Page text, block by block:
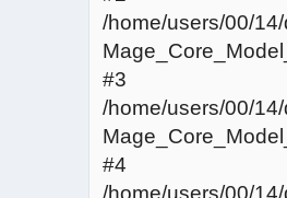
/home/users/00/
#3
/home/users/00/
#4